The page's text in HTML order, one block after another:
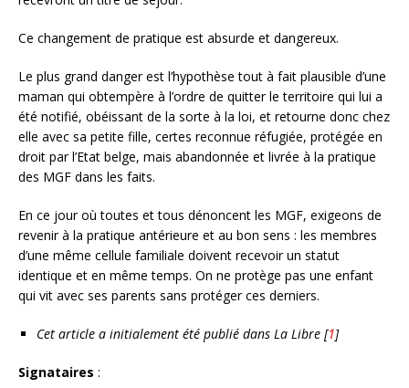
Ce changement de pratique est absurde et dangereux.
Le plus grand danger est l’hypothèse tout à fait plausible d’une
maman qui obtempère à l’ordre de quitter le territoire qui lui a
été notifié, obéissant de la sorte à la loi, et retourne donc chez
elle avec sa petite fille, certes reconnue réfugiée, protégée en
droit par l’Etat belge, mais abandonnée et livrée à la pratique
des MGF dans les faits.
En ce jour où toutes et tous dénoncent les MGF, exigeons de
revenir à la pratique antérieure et au bon sens : les membres
d’une même cellule familiale doivent recevoir un statut
identique et en même temps. On ne protège pas une enfant
qui vit avec ses parents sans protéger ces derniers.
Cet article a initialement été publié dans La Libre [1]
Signataires :